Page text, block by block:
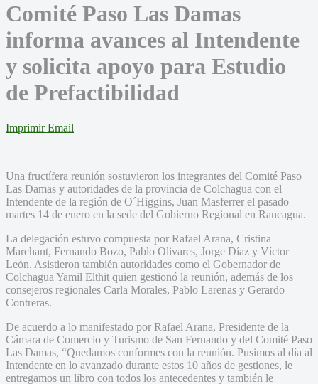
Comité Paso Las Damas
informa avances al Intendente
y solicita apoyo para Estudio
de Prefactibilidad
Imprimir Email
Una fructífera reunión sostuvieron los integrantes del Comité Paso
Las Damas y autoridades de la provincia de Colchagua con el
Intendente de la región de O´Higgins, Juan Masferrer el pasado
martes 14 de enero en la sede del Gobierno Regional en Rancagua.
La delegación estuvo compuesta por Rafael Arana, Cristina
Marchant, Fernando Bozo, Pablo Olivares, Jorge Díaz y Víctor
León. Asistieron también autoridades como el Gobernador de
Colchagua Yamil Elthit quien gestionó la reunión, además de los
consejeros regionales Carla Morales, Pablo Larenas y Gerardo
Contreras.
De acuerdo a lo manifestado por Rafael Arana, Presidente de la
Cámara de Comercio y Turismo de San Fernando y del Comité Paso
Las Damas, “Quedamos conformes con la reunión. Pusimos al día al
Intendente en lo avanzado durante estos 10 años de gestiones, le
entregamos un libro con todos los antecedentes y también le